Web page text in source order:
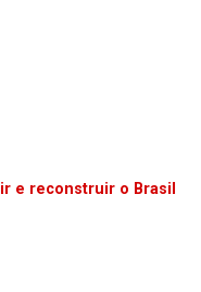
e reconstruir o Brasil